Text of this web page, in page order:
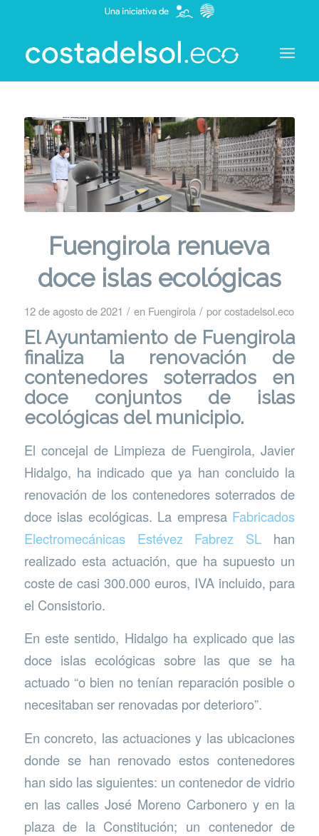
Fuengirola renueva
doce islas ecológicas
12 de agosto de 2021 / en Fuengirola / porcostadelsol.eco
ElAyuntamiento de Fuengirola
finaliza la renovación de
contenedores soterrados en
doce conjuntos de islas
ecológicas del municipio.
El concejal de Limpieza de Fuengirola, Javier
Hidalgo, ha indicado que ya han concluido la
renovación de los contenedores soterrados de
doce islas ecológicas. La empresa Fabricados
Electromecánicas Estévez Fabrez SL han
realizado esta actuación, que ha supuesto un
coste de casi 300.000 euros, IVA incluido, para
el Consistorio.
En este sentido, Hidalgo ha explicado que las
doce islas ecológicas sobre las que se ha
actuado “o bien no tenían reparación posible o
necesitaban ser renovadas por deterioro”.
En concreto, las actuaciones y las ubicaciones
donde se han renovado estos contenedores
han sido las siguientes: un contenedor de vidrio
en las calles José Moreno Carbonero y en la
plaza de la Constitución; un contenedor de